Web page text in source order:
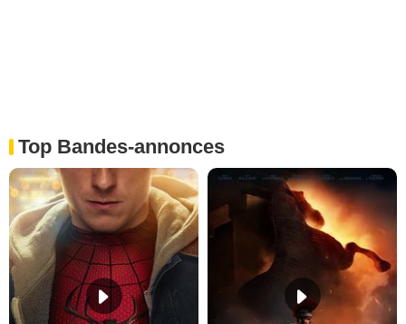
Top Bandes-annonces